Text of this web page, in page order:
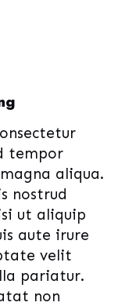
tempor
aliqua.
nostrud
ut aliquip
aute irure
velit
pariatur.
non